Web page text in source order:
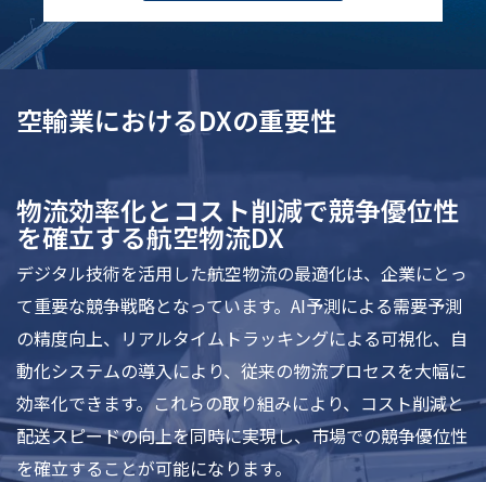
空輸業におけるDXの重要性
物流効率化とコスト削減で競争優位性
を確立する航空物流DX
デジタル技術を活用した航空物流の最適化は、企業にとっ
て重要な競争戦略となっています。AI予測による需要予測
の精度向上、リアルタイムトラッキングによる可視化、自
動化システムの導入により、従来の物流プロセスを大幅に
効率化できます。これらの取り組みにより、コスト削減と
配送スピードの向上を同時に実現し、市場での競争優位性
を確立することが可能になります。